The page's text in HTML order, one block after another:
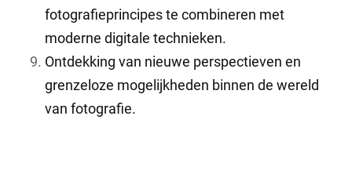
fotografieprincipes te combineren met
moderne digitale technieken.
Ontdekking van nieuwe perspectieven en
grenzeloze mogelijkheden binnen de wereld
van fotografie.